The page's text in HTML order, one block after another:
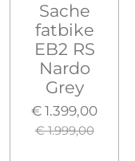
Sache
fatbike
EB2 RS
Nardo
Grey
€ 1.399,00
€ 1.999,00